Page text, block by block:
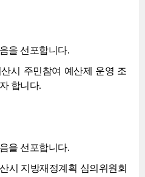
을 선포합니다.
시 주민참여 예산제 운영 조
합니다.
을 선포합니다.
시 지방재정계획 심의위원회